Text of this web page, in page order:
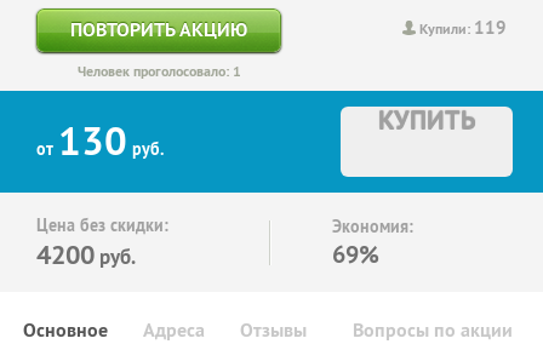
Купили: 119
ПОВТОРИТЬ АКЦИЮ
Человек проголосовало: 1
от 130 руб.
КУПИТЬ
Цена без скидки:
4200 руб.
Экономия:
69%
Основное Отзывы Вопросы по акции
Адреса